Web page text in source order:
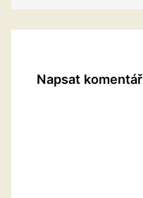
Napsat komentář